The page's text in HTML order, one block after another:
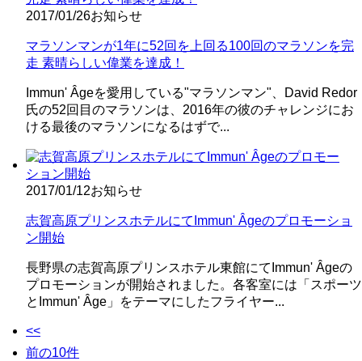
2017/01/26お知らせ
マラソンマンが1年に52回を上回る100回のマラソンを完
走 素晴らしい偉業を達成！
Immun' Âgeを愛用している"マラソンマン"、David Redor
氏の52回目のマラソンは、2016年の彼のチャレンジにお
ける最後のマラソンになるはずで...
2017/01/12お知らせ
志賀高原プリンスホテルにてImmun' Âgeのプロモーショ
ン開始
長野県の志賀高原プリンスホテル東館にてImmun' Âgeの
プロモーションが開始されました。各客室には「スポーツ
とImmun' Âge」をテーマにしたフライヤー...
<<
前の10件